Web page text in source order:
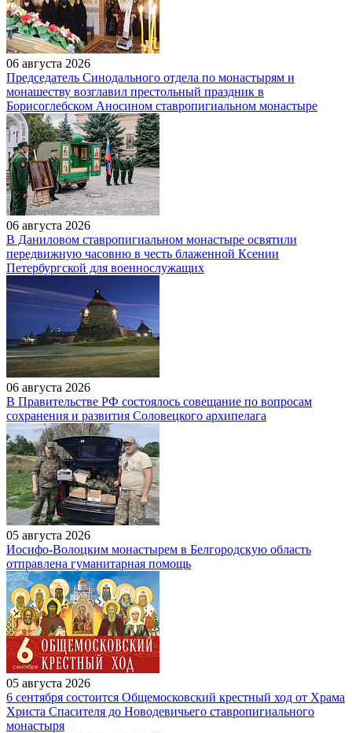
06 августа 2026
Председатель Синодального отдела по монастырям и
монашеству возглавил престольный праздник в
Борисоглебском Аносином ставропигиальном монастыре
06 августа 2026
В Даниловом ставропигиальном монастыре освятили
передвижную часовню в честь блаженной Ксении
Петербургской для военнослужащих
06 августа 2026
В Правительстве РФ состоялось совещание по вопросам
сохранения и развития Соловецкого архипелага
05 августа 2026
Иосифо-Волоцким монастырем в Белгородскую область
отправлена гуманитарная помощь
05 августа 2026
6 сентября состоится Общемосковский крестный ход от Храма
Христа Спасителя до Новодевичьего ставропигиального
монастыря